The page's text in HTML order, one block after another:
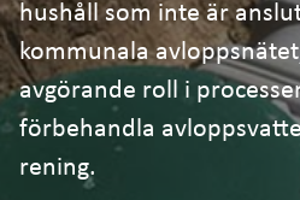
hushåll som inte är
kommunala
avgörande roll i
förbehandla
rening.